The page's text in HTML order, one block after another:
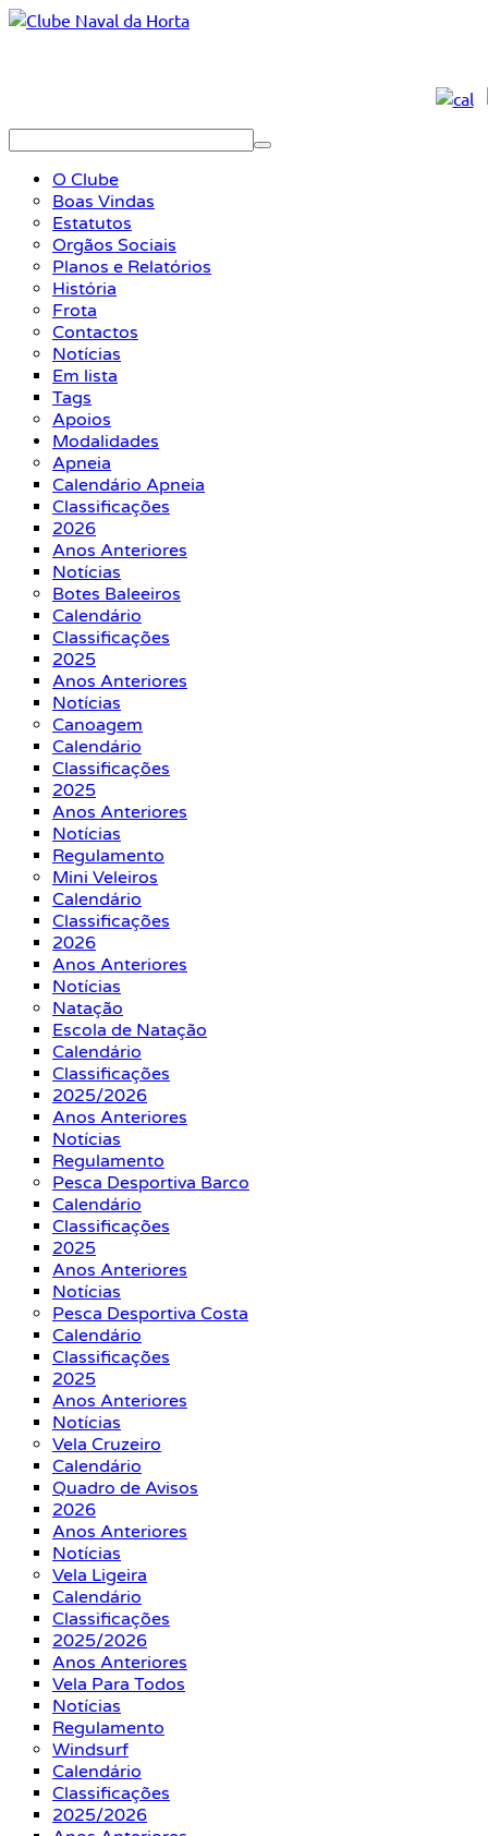
O Clube
Boas Vindas
Estatutos
Orgãos Sociais
Planos e Relatórios
História
Frota
Contactos
Notícias
Em lista
Tags
Apoios
Modalidades
Apneia
Calendário Apneia
Classificações
2026
Anos Anteriores
Notícias
Botes Baleeiros
Calendário
Classificações
2025
Anos Anteriores
Notícias
Canoagem
Calendário
Classificações
2025
Anos Anteriores
Notícias
Regulamento
Mini Veleiros
Calendário
Classificações
2026
Anos Anteriores
Notícias
Natação
Escola de Natação
Calendário
Classificações
2025/2026
Anos Anteriores
Notícias
Regulamento
Pesca Desportiva Barco
Calendário
Classificações
2025
Anos Anteriores
Notícias
Pesca Desportiva Costa
Calendário
Classificações
2025
Anos Anteriores
Notícias
Vela Cruzeiro
Calendário
Quadro de Avisos
2026
Anos Anteriores
Notícias
Vela Ligeira
Calendário
Classificações
2025/2026
Anos Anteriores
Vela Para Todos
Notícias
Regulamento
Windsurf
Calendário
Classificações
2025/2026